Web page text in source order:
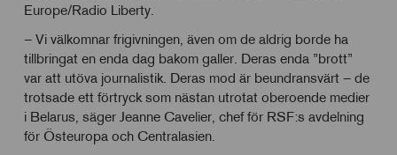
Europe/Radio Liberty.
– Vi välkomnar frigivningen, även om de aldrig borde ha
tillbringat en enda dag bakom galler. Deras enda ”brott”
var att utöva journalistik. Deras mod är beundransvärt – de
trotsade ett förtryck som nästan utrotat oberoende medier
i Belarus, säger Jeanne Cavelier, chef för RSF:s avdelning
för Östeuropa och Centralasien.